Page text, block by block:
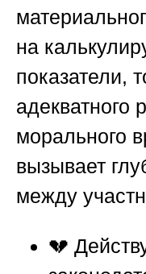
на
показатели,
адекватного
морального
вызывает
между
💔